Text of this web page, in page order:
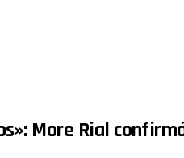
More Rial